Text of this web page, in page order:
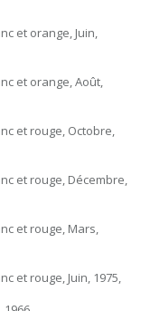
et orange, Juin,
et orange, Août,
et rouge, Octobre,
et rouge, Décembre,
et rouge, Mars,
et rouge, Juin, 1975,